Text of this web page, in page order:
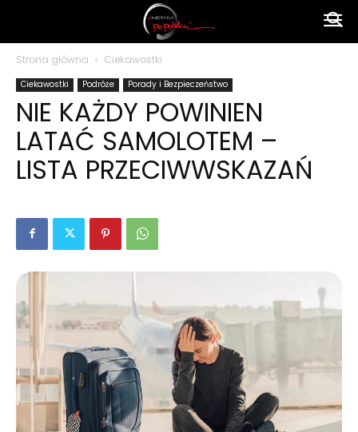
polsku
Strona główna Ciekawostki
Ciekawostki Podróże Porady i Bezpieczeństwo
NIE KAŻDY POWINIEN
LATAĆ SAMOLOTEM –
LISTA PRZECIWWSKAZAŃ